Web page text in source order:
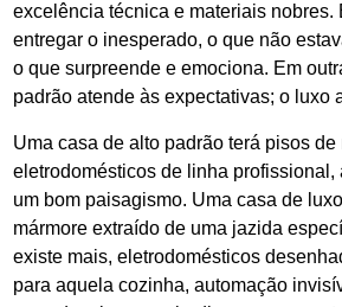
excelência técnica e materiais nobres.
entregar o inesperado, o que não
o que surpreende e emociona. Em
padrão atende às expectativas; o luxo
Uma casa de alto padrão terá pisos de
eletrodomésticos de linha profissional,
um bom paisagismo. Uma casa de
mármore extraído de uma jazida
existe mais, eletrodomésticos
para aquela cozinha, automação